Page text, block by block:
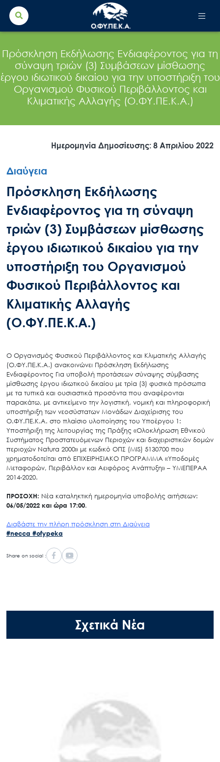
Search
for:
Πρόσκληση Εκδήλωσης Ενδιαφέροντος για τη
σύναψη τριών (3) Συμβάσεων μίσθωσης
έργου ιδιωτικού δικαίου για την υποστήριξη του
Οργανισμού Φυσικού Περιβάλλοντος και
Κλιματικής Αλλαγής (Ο.ΦΥ.ΠΕ.Κ.Α.)
Ημερομηνία Δημοσίευσης: 8 Απριλίου 2022
Διαύγεια
Πρόσκληση Εκδήλωσης
Ενδιαφέροντος για τη σύναψη
τριών (3) Συμβάσεων μίσθωσης
έργου ιδιωτικού δικαίου για την
υποστήριξη του Οργανισμού
Φυσικού Περιβάλλοντος και
Κλιματικής Αλλαγής
(Ο.ΦΥ.ΠΕ.Κ.Α.)
O Οργανισμός Φυσικού Περιβάλλοντος και Κλιματικής Αλλαγής
(Ο.ΦΥ.ΠΕ.Κ.Α.) ανακοινώνει Πρόσκληση Εκδήλωσης
Ενδιαφέροντος Για υποβολή προτάσεων σύναψης σύμβασης
μίσθωσης έργου ιδιωτικού δικαίου με τρία (3) φυσικά πρόσωπα
με τα τυπικά και ουσιαστικά προσόντα που αναφέρονται
παρακάτω, με αντικείμενο την λογιστική, νομική και πληροφορική
υποστήριξη των νεοσύστατων Μονάδων Διαχείρισης του
Ο.ΦΥ.ΠΕ.Κ.Α. στο πλαίσιο υλοποίησης του Υποέργου 1:
Υποστήριξη της λειτουργίας της Πράξης «Ολοκλήρωση Εθνικού
Συστήματος Προστατευόμενων Περιοχών και διαχειριστικών δομών
περιοχών Natura 2000» με κωδικό ΟΠΣ (MIS) 5130700 που
χρηματοδοτείται από ΕΠΙΧΕΙΡΗΣΙΑΚΟ ΠΡΟΓΡΑΜΜΑ «Υποδομές
Μεταφορών, Περιβάλλον και Αειφόρος Ανάπτυξη» – ΥΜΕΠΕΡΑΑ
2014-2020.
ΠΡΟΣΟΧΗ: Νέα καταληκτική ημερομηνία υποβολής αιτήσεων:
06/05/2022 και ώρα 17:00.
Διαβάστε την πλήρη πρόσκληση στη Διαύγεια
#necca #ofypeka
Share on social :
Σχετικά Νέα